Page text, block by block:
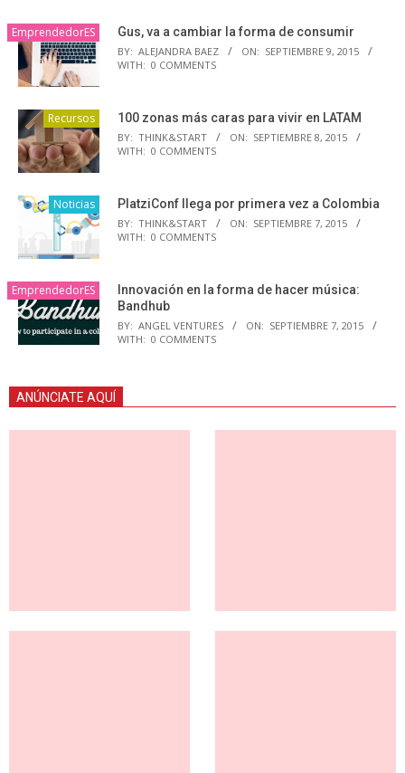
EmprendedorES Gus, va a cambiar la forma de consumir
BY: ALEJANDRA BAEZ ON: SEPTIEMBRE 9, 2015
WITH: 0 COMMENTS
Recursos 100 zonas más caras para vivir en LATAM
BY: THINK&START ON: SEPTIEMBRE 8, 2015
WITH: 0 COMMENTS
Noticias PlatziConf llega por primera vez a Colombia
BY: THINK&START ON: SEPTIEMBRE 7, 2015
WITH: 0 COMMENTS
EmprendedorES
Innovación en la forma de hacer música:
Bandhub
BY: ANGEL VENTURES ON: SEPTIEMBRE 7, 2015
WITH: 0 COMMENTS
ANÚNCIATE AQUÍ